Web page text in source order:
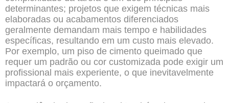
determinantes; projetos que exigem técnicas mais
elaboradas ou acabamentos diferenciados
geralmente demandam mais tempo e habilidades
específicas, resultando em um custo mais elevado.
Por exemplo, um piso de cimento queimado que
requer um padrão ou cor customizada pode exigir um
profissional mais experiente, o que inevitavelmente
impactará o orçamento.